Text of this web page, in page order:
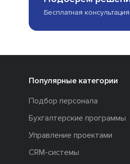
Бесплатная
Популярные категории
Подбор персонала
Бухгалтерские программы
Управление проектами
CRM-системы